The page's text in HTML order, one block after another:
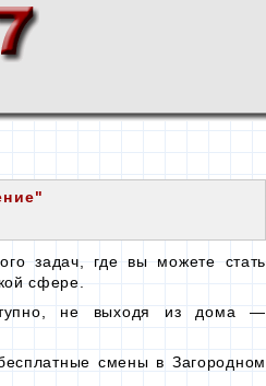
задач, где вы можете стать
сфере.
не выходя из дома —
смены в Загородном